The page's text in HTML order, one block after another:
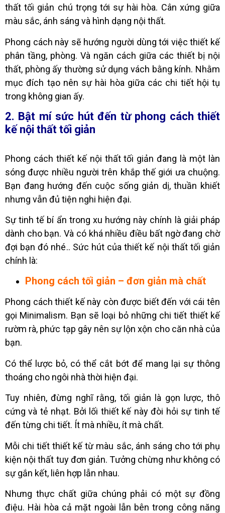
thất tối giản chú trọng tới sự hài hòa. Cân xứng giữa
màu sắc, ánh sáng và hình dạng nội thất.
Phong cách này sẽ hướng người dùng tới việc thiết kế
phân tầng, phòng. Và ngăn cách giữa các thiết bị nội
thất, phòng ấy thường sử dụng vách bằng kính. Nhằm
mục đích tạo nên sự hài hòa giữa các chi tiết hội tụ
trong không gian ấy.
2. Bật mí sức hút đến từ phong cách thiết
kế nội thất tối giản
Phong cách thiết kế nội thất tối giản đang là một làn
sóng được nhiều người trên khắp thế giới ưa chuộng.
Bạn đang hướng đến cuộc sống giản dị, thuần khiết
nhưng vẫn đủ tiện nghi hiện đại.
Sự tinh tế bí ẩn trong xu hướng này chính là giải pháp
dành cho bạn. Và có khá nhiều điều bất ngờ đang chờ
đợi bạn đó nhé.. Sức hút của thiết kế nội thất tối giản
chính là:
Phong cách tối giản – đơn giản mà chất
Phong cách thiết kế này còn được biết đến với cái tên
gọi Minimalism. Bạn sẽ loại bỏ những chi tiết thiết kế
rườm rà, phức tạp gây nên sự lộn xộn cho căn nhà của
bạn.
Có thể lược bỏ, có thể cắt bớt để mang lại sự thông
thoáng cho ngôi nhà thời hiện đại.
Tuy nhiên, đừng nghĩ rằng, tối giản là gọn lược, thô
cứng và tẻ nhạt. Bởi lối thiết kế này đòi hỏi sự tinh tế
đến từng chi tiết. Ít mà nhiều, ít mà chất.
Mỗi chi tiết thiết kế từ màu sắc, ánh sáng cho tới phụ
kiện nội thất tuy đơn giản. Tưởng chừng như không có
sự gắn kết, liên hợp lẫn nhau.
Nhưng thực chất giữa chúng phải có một sự đồng
điệu. Hài hòa cả mặt ngoài lẫn bên trong công năng